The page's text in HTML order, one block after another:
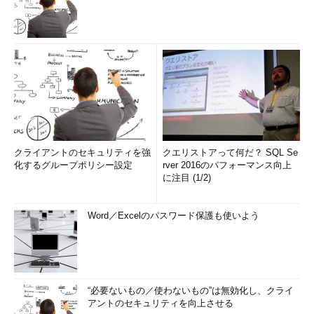
クライアントのセキュリティを強
化するグループポリシー設定
クエリストアって何だ？ SQL Se
rver 2016のパフォーマンス向上
に注目 (1/2)
Word／Excelのパスワード保護も使いよう
“必要ないもの／使わないもの”は無効化し、クライ
アントのセキュリティを向上させる